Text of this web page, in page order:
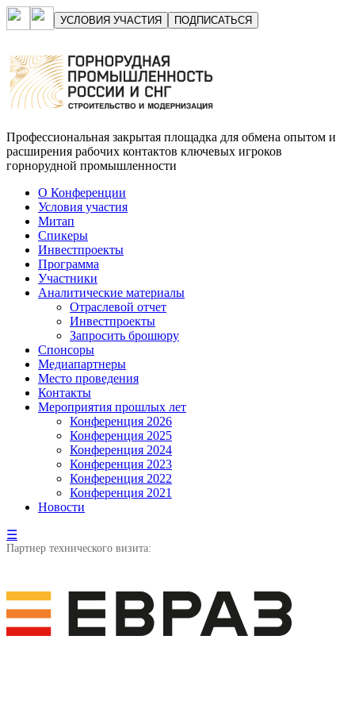
УСЛОВИЯ УЧАСТИЯ ПОДПИСАТЬСЯ
Профессиональная закрытая площадка для обмена опытом и
расширения рабочих контактов ключевых игроков
горнорудной промышленности
О Конференции
Условия участия
Митап
Спикеры
Инвестпроекты
Программа
Участники
Аналитические материалы
Отраслевой отчет
Инвестпроекты
Запросить брошюру
Спонсоры
Медиапартнеры
Место проведения
Контакты
Мероприятия прошлых лет
Конференция 2026
Конференция 2025
Конференция 2024
Конференция 2023
Конференция 2022
Конференция 2021
Новости
☰
Партнер технического визита: